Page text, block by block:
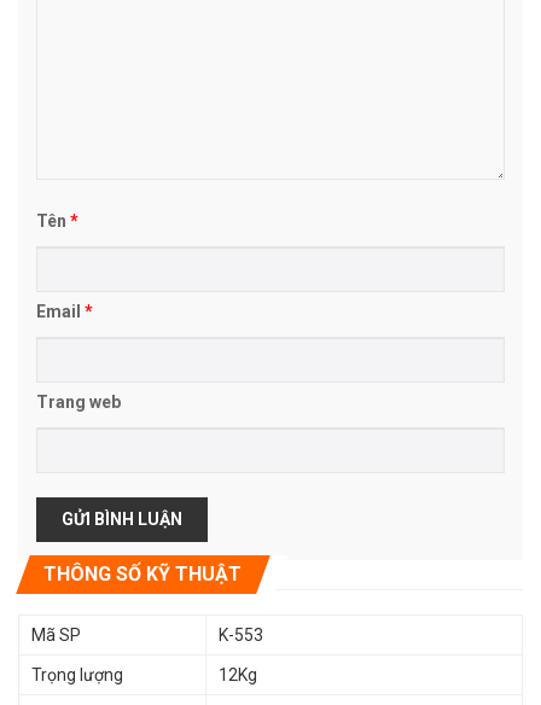
Tên *
Email *
Trang web
THÔNG SỐ KỸ THUẬT
Mã SP K-553
Trọng lượng 12Kg